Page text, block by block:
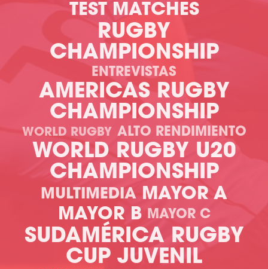
TEST MATCHES
RUGBY
CHAMPIONSHIP
ENTREVISTAS
AMERICAS RUGBY
CHAMPIONSHIP
WORLD RUGBY ALTO RENDIMIENTO
WORLD RUGBY U20
CHAMPIONSHIP
MULTIMEDIA MAYOR A
MAYOR B MAYOR C
SUDAMÉRICA RUGBY
CUP JUVENIL